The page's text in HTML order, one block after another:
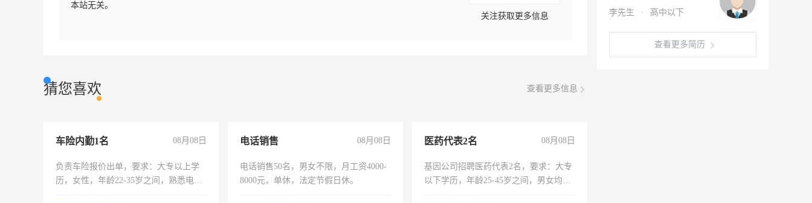
本站无关。
关注获取更多信息
猜您喜欢 查看更多信息
车险内勤1名 08月08日
负责车险报价出单，要求：大专以上学
历，女性，年龄22-35岁之间，熟悉电脑
电话销售 08月08日
电话销售50名，男女不限，月工资4000-
8000元，单休，法定节假日休。
医药代表2名 08月08日
基因公司招聘医药代表2名，要求：大专
以下学历，年龄25-45岁之间，男女均
李先生 · 高中以下
查看更多简历